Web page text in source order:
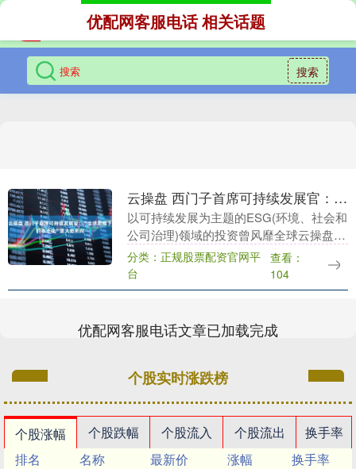
搜索
优配网客服电话 相关话题
云操盘 西门子首席可持续发展官：“全球思维下的本土化”是大势所向
以可持续发展为主题的ESG(环境、社会和
公司治理)领域的投资曾风靡全球云操盘，
但去年以来，投资出现降温，尤其是在西
方市场。主要原因在于经济下行、投资回
报率不及预....
分类：正规股票配资官网平
台
查看：
104
优配网客服电话文章已加载完成
个股实时涨跌榜
个股涨幅 个股跌幅 个股流入 个股流出
换手率
排名
名称 最新价 涨幅
换手率